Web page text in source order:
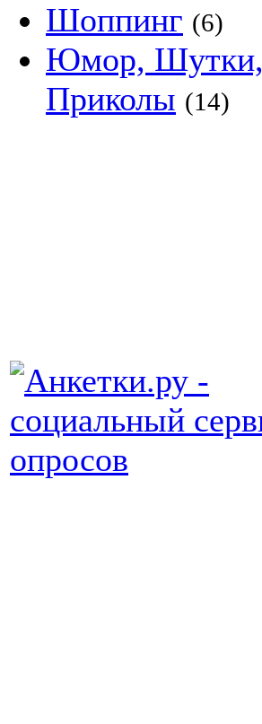
Шоппинг (6)
Юмор, Шутки,
Приколы (14)